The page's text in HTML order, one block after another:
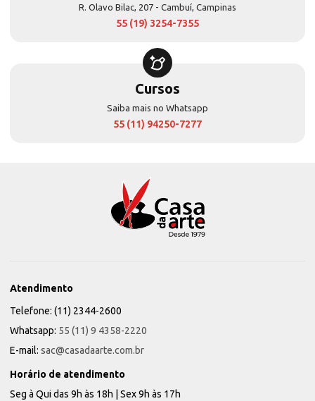
R. Olavo Bilac, 207 - Cambuí, Campinas
55 (19) 3254-7355
Cursos
Saiba mais no Whatsapp
55 (11) 94250-7277
Atendimento
Telefone: (11) 2344-2600
Whatsapp: 55 (11) 9 4358-2220
E-mail: sac@casadaarte.com.br
Horário de atendimento
Seg à Qui das 9h às 18h | Sex 9h às 17h